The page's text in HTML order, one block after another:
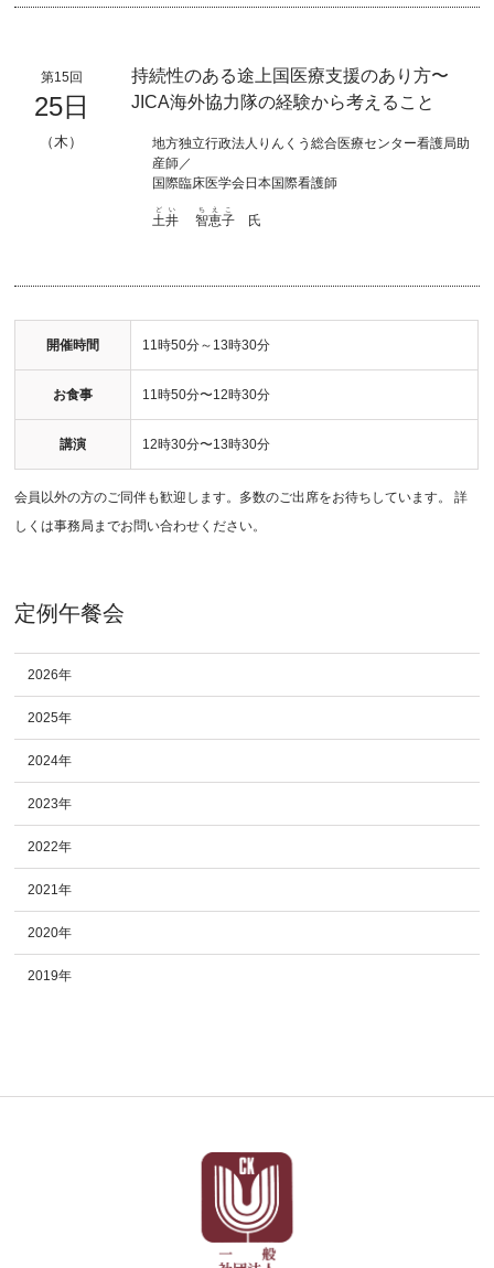
第15回
25日
（木）
持続性のある途上国医療支援のあり方〜
JICA海外協力隊の経験から考えること
地方独立行政法人りんくう総合医療センター看護局助
産師／
国際臨床医学会日本国際看護師
土井
どい
智恵子
ちえこ
氏
開催時間 11時50分～13時30分
お食事 11時50分〜12時30分
講演 12時30分〜13時30分
会員以外の方のご同伴も歓迎します。多数のご出席をお待ちしています。 詳
しくは事務局までお問い合わせください。
定例午餐会
2026年
2025年
2024年
2023年
2022年
2021年
2020年
2019年